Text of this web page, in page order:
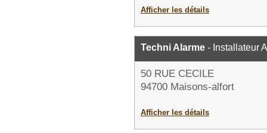
Afficher les détails
Techni Alarme - Installateur
50 RUE CECILE
94700 Maisons-alfort
Afficher les détails